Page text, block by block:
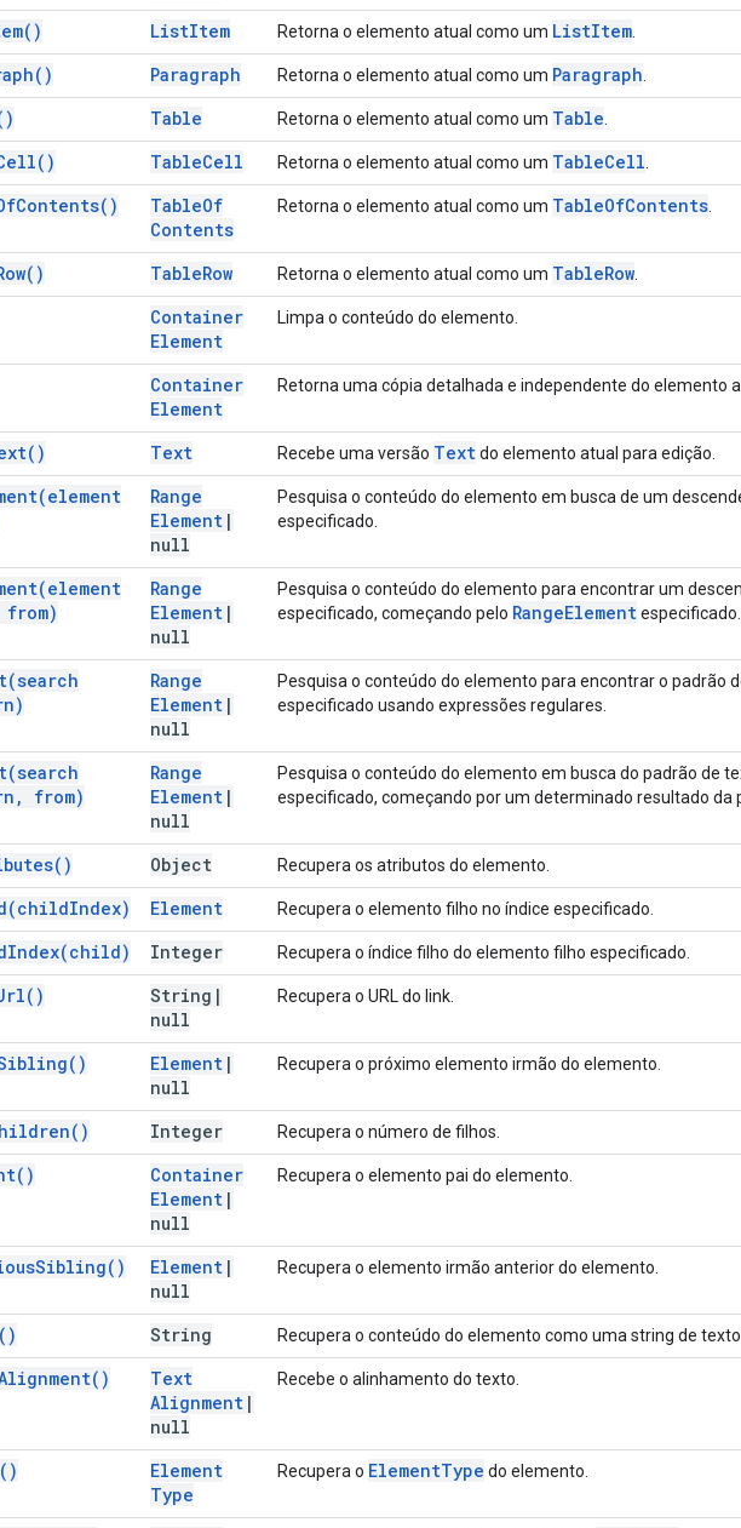
) ListItem Retorna o elemento atual como um ListItem
) Paragraph Retorna o elemento atual como um Paragraph
) Table Retorna o elemento atual como um Table
) TableCell Retorna o elemento atual como um TableCell
Contents( ) TableOf
Contents
Retorna o elemento atual como um TableOfContents
) TableRow Retorna o elemento atual como um TableRow
Container
Element
Limpa o conteúdo do elemento.
Container
Element
Retorna uma cópia detalhada e independente do elemento
) Text Recebe uma versão Textdo elemento atual para edição.
element
Range
Element |
null
Pesquisa o conteúdo do elemento em busca de um
especificado.
element
from)
Range
Element |
null
Pesquisa o conteúdo do elemento para encontrar um
especificado, começando pelo RangeElementespecificado.
search
Range
Element |
null
Pesquisa o conteúdo do elemento para encontrar o padrão
especificado usando expressões regulares.
search
, from)
Range
Element |
null
Pesquisa o conteúdo do elemento em busca do padrão de
especificado, começando por um determinado resultado da
) Object Recupera os atributos do elemento.
childIndex) Element Recupera o elemento filho no índice especificado.
Index(child) Integer Recupera o índice filho do elemento filho especificado.
) String |
null
Recupera o URL do link.
) Element |
null
Recupera o próximo elemento irmão do elemento.
) Integer Recupera o número de filhos.
)
Container
Element |
null
Recupera o elemento pai do elemento.
Sibling( ) Element |
null
Recupera o elemento irmão anterior do elemento.
) String Recupera o conteúdo do elemento como uma string de texto.
)
Text
Alignment |
null
Recebe o alinhamento do texto.
)
Element
Type
Recupera o ElementType do elemento.